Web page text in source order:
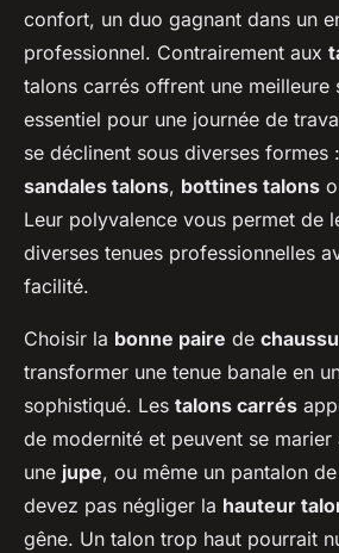
confort, un duo gagnant dans un
professionnel. Contrairement aux
talons carrés offrent une meilleure
essentiel pour une journée de
se déclinent sous diverses formes :
sandales talons, bottines talons
Leur polyvalence vous permet de
diverses tenues professionnelles
facilité.
Choisir la bonne paire de
transformer une tenue banale en
sophistiqué. Les talons carrés
de modernité et peuvent se marier
une jupe, ou même un pantalon
devez pas négliger la hauteur
gêne. Un talon trop haut pourrait